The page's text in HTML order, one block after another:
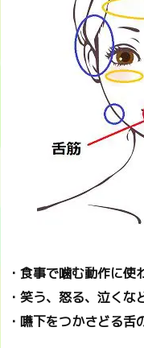
・食事で噛む動作に使
・笑う、怒る、泣く
・嚥下をつかさどる舌